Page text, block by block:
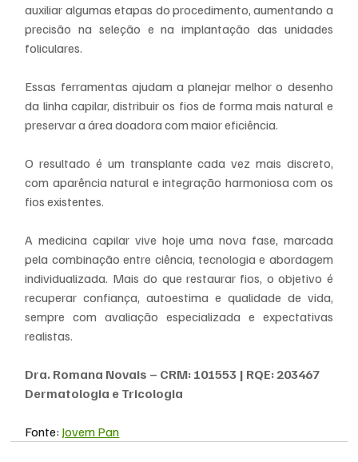
auxiliar algumas etapas do procedimento, aumentando a
precisão na seleção e na implantação das unidades
foliculares.
Essas ferramentas ajudam a planejar melhor o desenho
da linha capilar, distribuir os fios de forma mais natural e
preservar a área doadora com maior eficiência.
O resultado é um transplante cada vez mais discreto,
com aparência natural e integração harmoniosa com os
fios existentes.
A medicina capilar vive hoje uma nova fase, marcada
pela combinação entre ciência, tecnologia e abordagem
individualizada. Mais do que restaurar fios, o objetivo é
recuperar confiança, autoestima e qualidade de vida,
sempre com avaliação especializada e expectativas
realistas.
Dra. Romana Novais – CRM: 101553 | RQE: 203467
Dermatologia e Tricologia
Fonte: Jovem Pan